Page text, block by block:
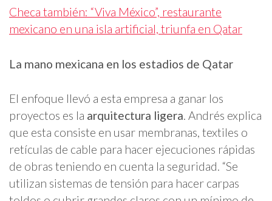
Checa también: “Viva México”, restaurante
mexicano en una isla artificial, triunfa en Qatar
La mano mexicana en los estadios de Qatar
El enfoque llevó a esta empresa a ganar los
proyectos es la arquitectura ligera. Andrés explica
que esta consiste en usar membranas, textiles o
retículas de cable para hacer ejecuciones rápidas
de obras teniendo en cuenta la seguridad. “Se
utilizan sistemas de tensión para hacer carpas